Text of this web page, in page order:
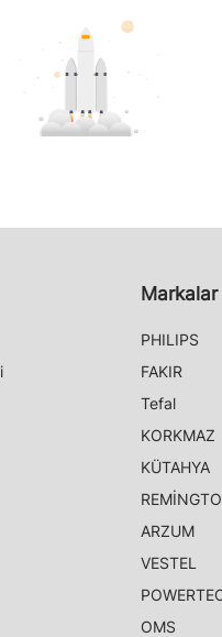
Markalar
PHILIPS
FAKIR
Tefal
KORKMAZ
KÜTAHYA
ARZUM
VESTEL
OMS